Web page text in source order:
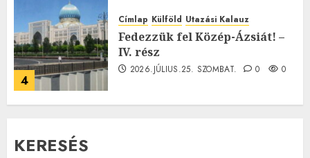
4
Címlap Külföld Utazási Kalauz
Fedezzük fel Közép-Ázsiát! –
IV. rész
2026.JÚLIUS.25. SZOMBAT. 0 0
KERESÉS